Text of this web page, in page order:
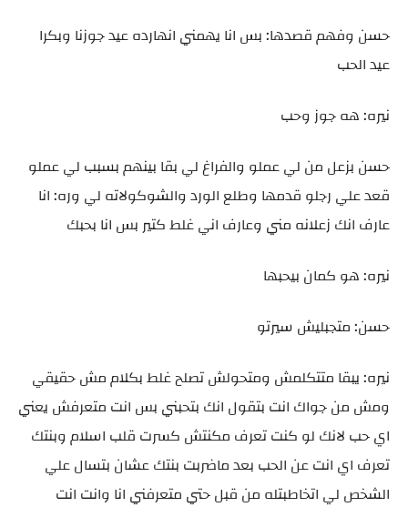
حسن وفهم قصدها: بس انا يهمني انهارده عيد جوزنا وبكرا
عيد الحب
نيره: هه جوز وحب
حسن بزعل من لي عملو والفراغ لي بقا بينهم بسبب لي عملو
قعد علي رجلو قدمها وطلع الورد والشوكولاته لي وره: انا
عارف انك زعلانه مني وعارف اني غلط كتير بس انا بحبك
نيره: هو كمان بيحبها
حسن: متجبليش سيرتو
نيره: يبقا متتكلمش ومتحولش تصلح غلط بكلام مش حقيقي
ومش من جواك انت بتقول انك بتحبني بس انت متعرفش يعني
اي حب لانك لو كنت تعرف مكنتش كسرت قلب اسلام وبنتك
تعرف اي انت عن الحب بعد ماضربت بنتك عشان بتسال علي
الشخص لي اتخاطبتله من قبل حتي متعرفني انا وانت انت